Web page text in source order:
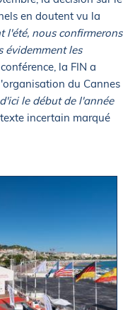
en doutent vu la
l'été, nous confirmerons
évidemment les
la FIN a
du Cannes
le début de l'année
incertain marqué